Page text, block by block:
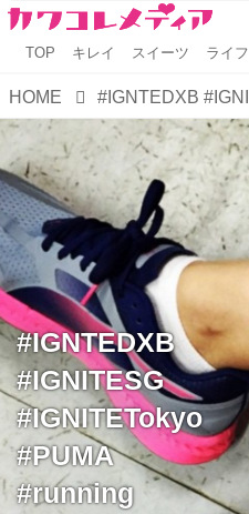
TOP キレイ スイーツ ライフ
HOME
#IGNTEDXB
#IGNITESG
#IGNITETokyo
#PUMA
#running